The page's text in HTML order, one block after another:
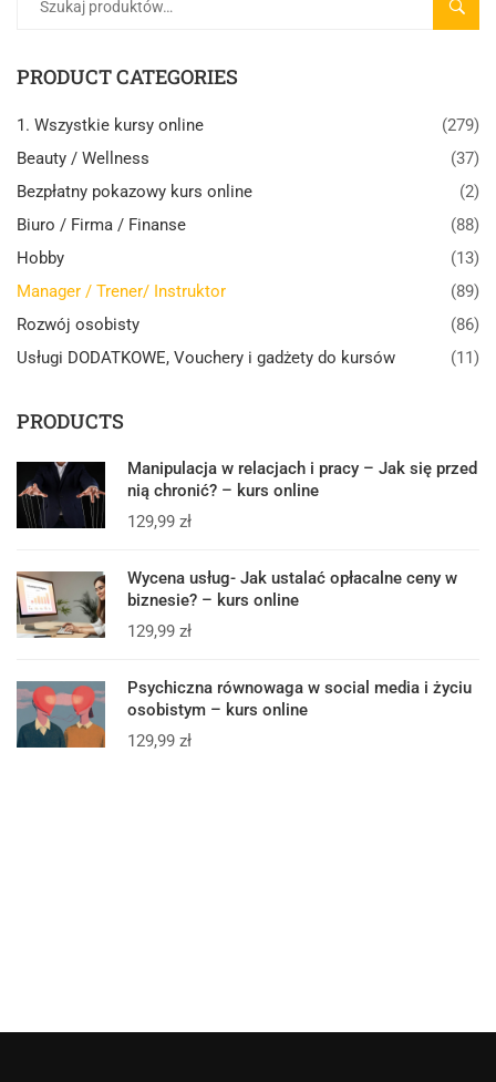
PRODUCT CATEGORIES
1. Wszystkie kursy online
(279)
Beauty / Wellness
(37)
Bezpłatny pokazowy kurs online
(2)
Biuro / Firma / Finanse
(88)
Hobby
(13)
Manager / Trener/ Instruktor
(89)
Rozwój osobisty
(86)
Usługi DODATKOWE, Vouchery i gadżety do kursów
(11)
PRODUCTS
Manipulacja w relacjach i pracy – Jak się przed
nią chronić? – kurs online
129,99 zł
Wycena usług- Jak ustalać opłacalne ceny w
biznesie? – kurs online
129,99 zł
Psychiczna równowaga w social media i życiu
osobistym – kurs online
129,99 zł